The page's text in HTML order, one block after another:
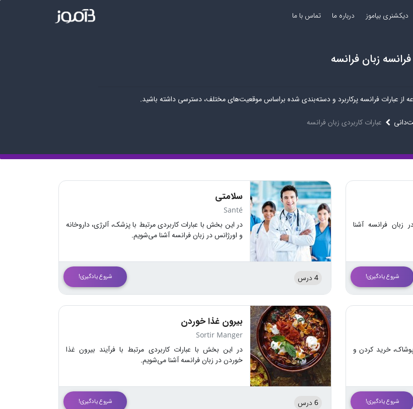
دیکشنری بیاموز درباره ما تماس با ما
زبان فرانسه
از عبارات فرانسه پرکاربرد و دسته‌بندی شده براساس موقعیت‌های مختلف، دسترسی داشته باشید.
عبارات کاربردی زبان فرانسه
فرانسه آشنا
شروع یادگیری!
سلامتی
Santé
در این بخش با عبارات کاربردی مرتبط با پزشک، آلرژی، داروخانه
و اورژانس در زبان فرانسه آشنا می‌شویم.
4 درس شروع یادگیری!
خرید کردن و
شروع یادگیری!
بیرون غذا خوردن
Sortir Manger
در این بخش با عبارات کاربردی مرتبط با فرآیند بیرون غذا
خوردن در زبان فرانسه آشنا می‌شویم.
6 درس شروع یادگیری!